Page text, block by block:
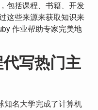
包括课程、书籍、开发
这些来源来获取知识来
作业帮助专家完美地
写热门主
知名大学完成了计算机